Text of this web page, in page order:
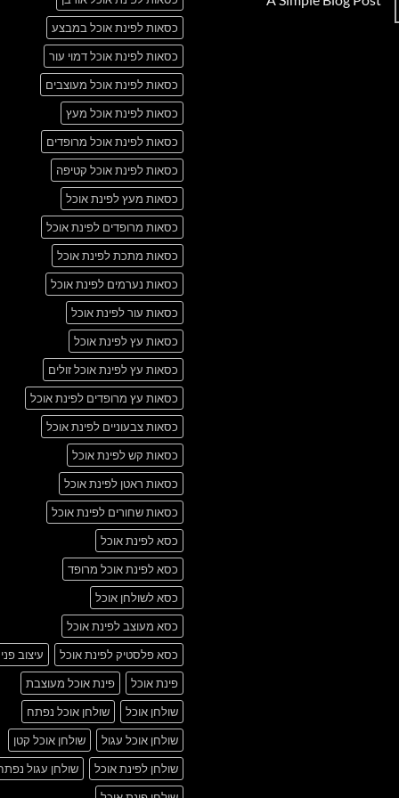
כסאות לפינת אוכל במבצע
כסאות לפינת אוכל דמוי עור
כסאות לפינת אוכל מעוצבים
כסאות לפינת אוכל מעץ
כסאות לפינת אוכל מרופדים
כסאות לפינת אוכל קטיפה
כסאות מעץ לפינת אוכל
כסאות מרופדים לפינת אוכל
כסאות מתכת לפינת אוכל
כסאות נערמים לפינת אוכל
כסאות עור לפינת אוכל
כסאות עץ לפינת אוכל
כסאות עץ לפינת אוכל זולים
כסאות עץ מרופדים לפינת אוכל
כסאות צבעוניים לפינת אוכל
כסאות קש לפינת אוכל
כסאות ראטן לפינת אוכל
כסאות שחורים לפינת אוכל
כסא לפינת אוכל
כסא לפינת אוכל מרופד
כסא לשולחן אוכל
כסא מעוצב לפינת אוכל
כסא פלסטיק לפינת אוכל
עיצוב
פינת אוכל
פינת אוכל מעוצבת
שולחן אוכל
שולחן אוכל נפתח
שולחן אוכל עגול
שולחן אוכל קטן
שולחן לפינת אוכל
שולחן עגול